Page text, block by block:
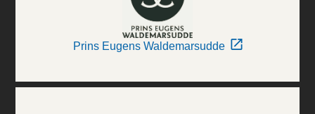
Prins Eugens Waldemarsudde